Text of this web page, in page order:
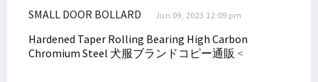
SMALL DOOR BOLLARD Jun 09, 2023 12:09 pm
Hardened Taper Rolling Bearing High Carbon
Chromium Steel 犬服ブランドコピー通販 <